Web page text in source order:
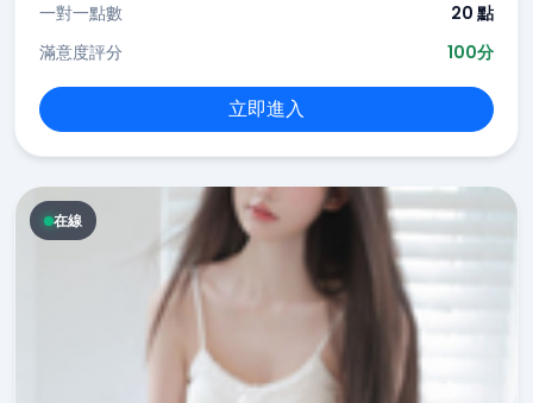
一對一點數
20 點
滿意度評分
100分
立即進入
在線